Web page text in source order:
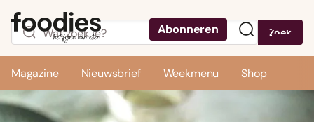
Abonneren Zoek
Magazine Nieuwsbrief Weekmenu Shop